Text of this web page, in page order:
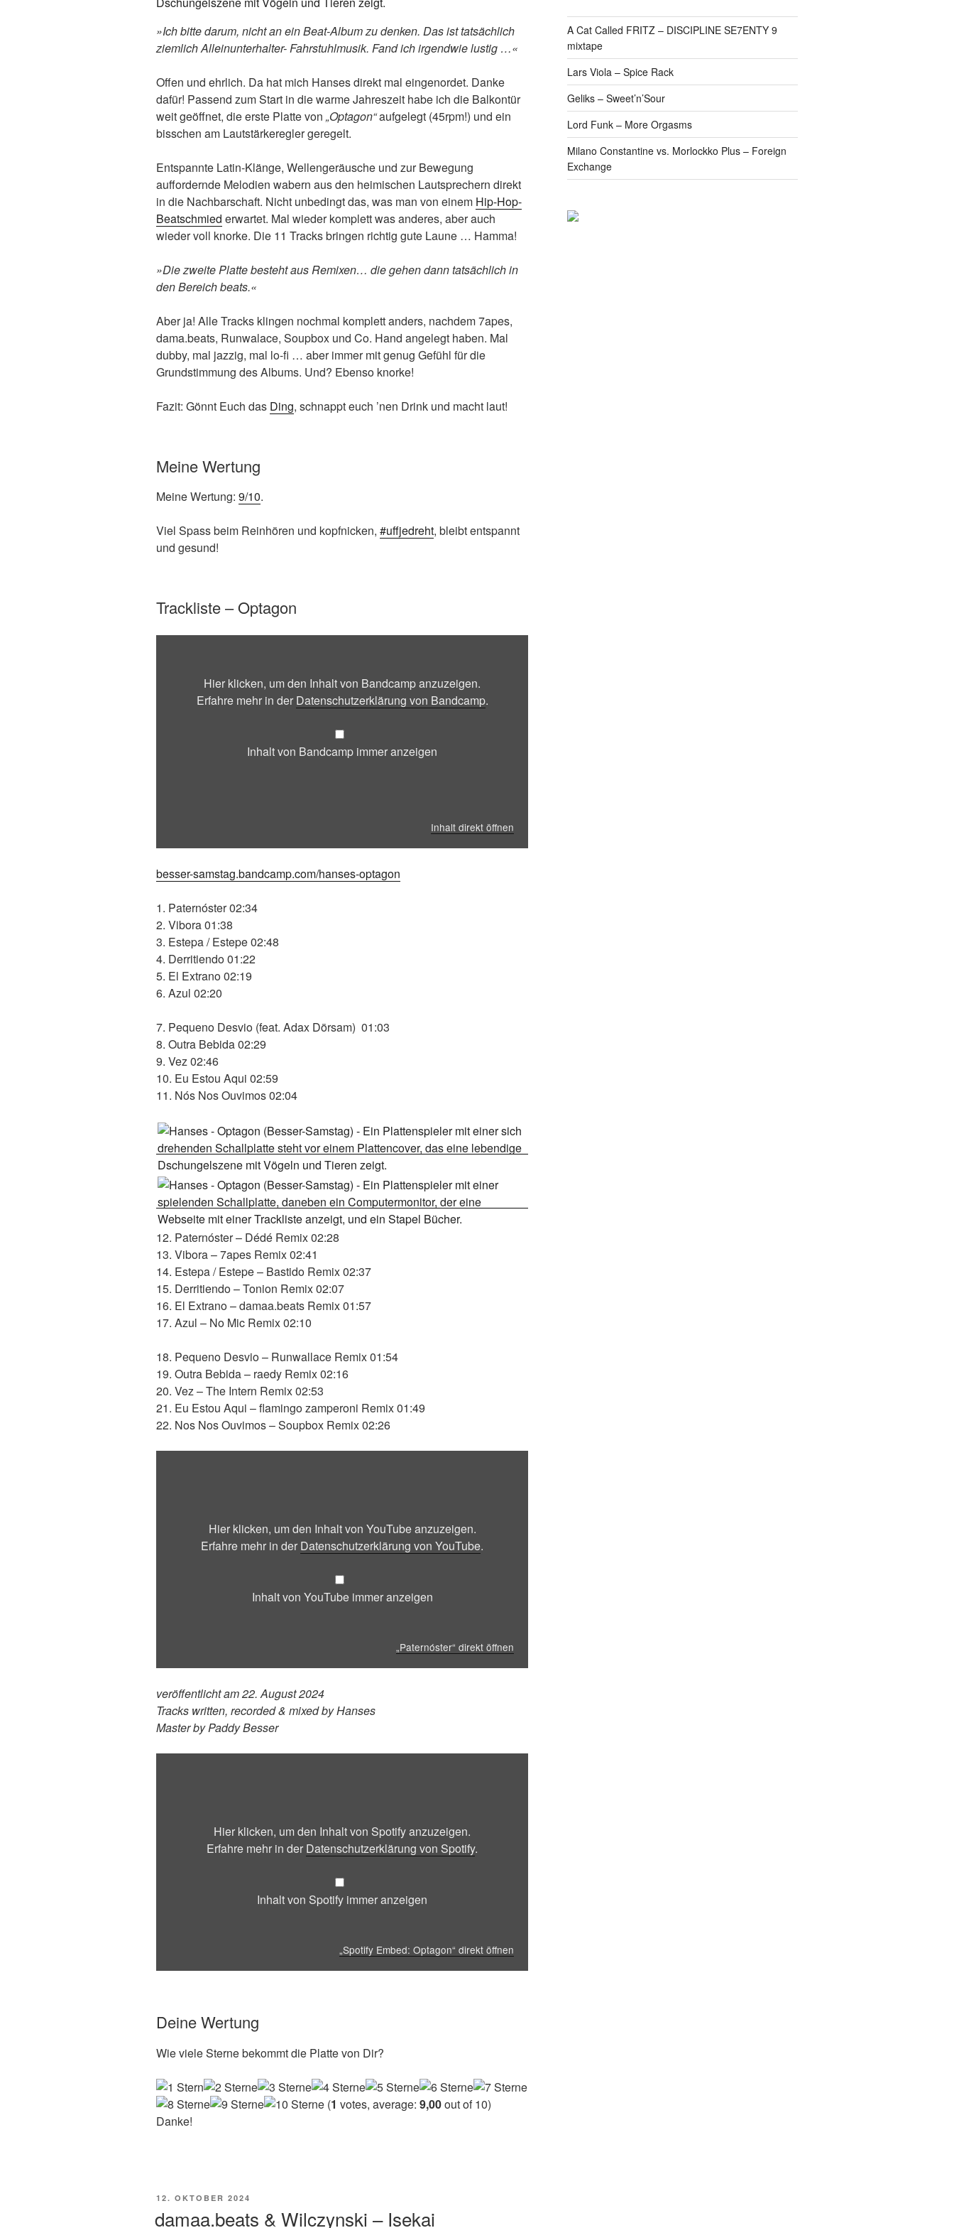
»Ich bitte darum, nicht an ein Beat-Album zu denken. Das ist tatsächlich
ziemlich Alleinunterhalter- Fahrstuhlmusik. Fand ich irgendwie lustig …«
Offen und ehrlich. Da hat mich Hanses direkt mal eingenordet. Danke
dafür! Passend zum Start in die warme Jahreszeit habe ich die Balkontür
weit geöffnet, die erste Platte von „Optagon“aufgelegt (45rpm!) und ein
bisschen am Lautstärkeregler geregelt.
Entspannte Latin-Klänge, Wellengeräusche und zur Bewegung
auffordernde Melodien wabern aus den heimischen Lautsprechern direkt
in die Nachbarschaft. Nicht unbedingt das, was man von einem Hip-Hop-
Beatschmied erwartet. Mal wieder komplett was anderes, aber auch
wieder voll knorke. Die 11 Tracks bringen richtig gute Laune … Hamma!
»Die zweite Platte besteht aus Remixen… die gehen dann tatsächlich in
den Bereich beats.«
Aber ja! Alle Tracks klingen nochmal komplett anders, nachdem 7apes,
dama.beats, Runwalace, Soupbox und Co. Hand angelegt haben. Mal
dubby, mal jazzig, mal lo-fi … aber immer mit genug Gefühl für die
Grundstimmung des Albums. Und? Ebenso knorke!
Fazit: Gönnt Euch das Ding, schnappt euch ’nen Drink und macht laut!
Meine Wertung
Meine Wertung: 9/10.
Viel Spass beim Reinhören und kopfnicken, #uffjedreht, bleibt entspannt
und gesund!
Trackliste – Optagon
Bandcamp
anzeigen
Hier klicken, um den Inhalt von Bandcamp anzuzeigen.
Erfahre mehr in der Datenschutzerklärung von Bandcamp.
Inhalt von Bandcamp immer anzeigen
Inhalt direkt öffnen
besser-samstag.bandcamp.com/hanses-optagon
1. Paternóster 02:34
2. Vibora 01:38
3. Estepa / Estepe 02:48
4. Derritiendo 01:22
5. El Extrano 02:19
6. Azul 02:20
7. Pequeno Desvio (feat. Adax Dörsam) 01:03
8. Outra Bebida 02:29
9. Vez 02:46
10. Eu Estou Aqui 02:59
11. Nós Nos Ouvimos 02:04
12. Paternóster – Dédé Remix 02:28
13. Vibora – 7apes Remix 02:41
14. Estepa / Estepe – Bastido Remix 02:37
15. Derritiendo – Tonion Remix 02:07
16. El Extrano – damaa.beats Remix 01:57
17. Azul – No Mic Remix 02:10
18. Pequeno Desvio – Runwallace Remix 01:54
19. Outra Bebida – raedy Remix 02:16
20. Vez – The Intern Remix 02:53
21. Eu Estou Aqui – flamingo zamperoni Remix 01:49
22. Nos Nos Ouvimos – Soupbox Remix 02:26
Hier klicken, um den Inhalt von YouTube anzuzeigen.
Erfahre mehr in der Datenschutzerklärung von YouTube.
Inhalt von YouTube immer anzeigen
„Paternóster“ direkt öffnen
veröffentlicht am 22. August 2024
Tracks written, recorded & mixed by Hanses
Master by Paddy Besser
Hier klicken, um den Inhalt von Spotify anzuzeigen.
Erfahre mehr in der Datenschutzerklärung von Spotify.
Inhalt von Spotify immer anzeigen
„Spotify Embed: Optagon“ direkt öffnen
Deine Wertung
Wie viele Sterne bekommt die Platte von Dir?
(1 votes, average: 9,00out of 10)
Danke!
VERÖFFENTLICHT
12. OKTOBER 2024
damaa.beats & Wilczynski – Isekai
A Cat Called FRITZ – DISCIPLINE SE7ENTY 9
mixtape
Lars Viola – Spice Rack
Geliks – Sweet’n’Sour
Lord Funk – More Orgasms
Milano Constantine vs. Morlockko Plus – Foreign
Exchange